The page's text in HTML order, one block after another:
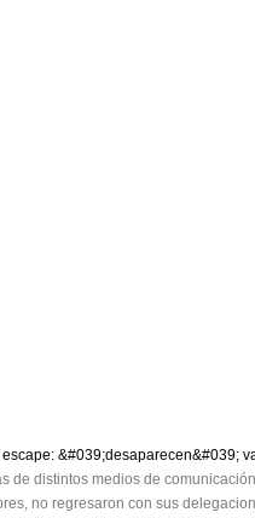
&#039;desaparecen&#039;
de distintos medios de
no regresaron con sus